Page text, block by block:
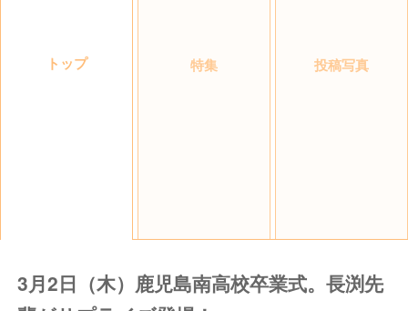
トップ 特集 投稿写真
3月2日（木）鹿児島南高校卒業式。長渕先